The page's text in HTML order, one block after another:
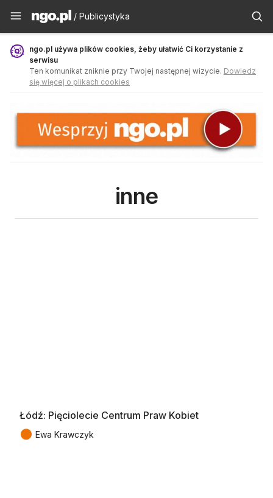
Publicystyka - ngo.pl
/ Publicystyka
ngo.pl używa plików cookies, żeby ułatwić Ci korzystanie z
serwisu
Ten komunikat zniknie przy Twojej następnej wizycie. Dowiedz
się więcej o plikach cookies
inne
Łódź: Pięciolecie Centrum Praw Kobiet
● Ewa Krawczyk